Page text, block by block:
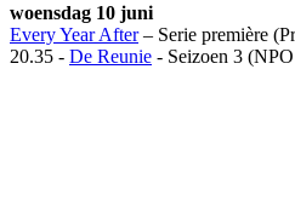
woensdag 10 juni
Every Year After– Serie première
20.35 - De Reunie - Seizoen 3